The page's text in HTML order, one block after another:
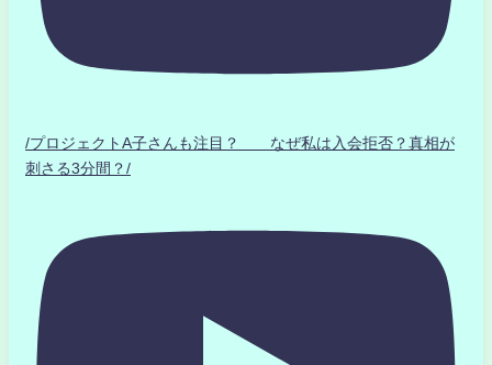
/プロジェクトA子さんも注目？ なぜ私は入会拒否？真相が
刺さる3分間？/